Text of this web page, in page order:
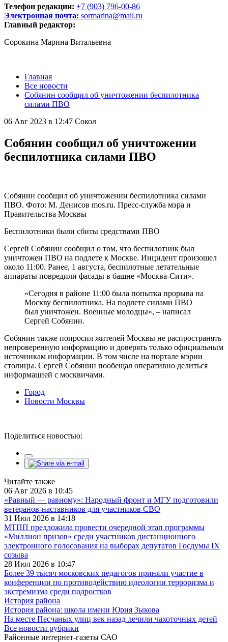
Телефон редакции: +7 (903) 796-00-86
Электронная почта: sormarina@mail.ru
Главный редактор:
Сорокина Марина Витальевна
Главная
Все новости
Собянин сообщил об уничтожении беспилотника
силами ПВО
06 Авг 2023 в 12:47 Сокол
Собянин сообщил об уничтожении
беспилотника силами ПВО
Собянин сообщил об уничтожении беспилотника силами
ПВО. Фото: М. Денисов mos.ru. Пресс-служба мэра и
Правительства Москвы
Беспилотники были сбиты средствами ПВО
Сергей Собянин сообщил о том, что беспилотник был
уничтожен ПВО на подлете к Москве. Инцидент произошел
около 11:00. Ранее, 1 августа, беспилотные летательные
аппараты повредили фасады в башне «Москва-Сити».
«Сегодня в районе 11:00 была попытка прорыва на
Москву беспилотника. На подлете силами ПВО
был уничтожен. Военные молодцы», – написал
Сергей Собянин.
Собянин также попросил жителей Москвы не распространять
непроверенную информацию и доверять только официальным
источникам информации. В том числе на портале мэрии
столицы. Сергей Собянин пообещал оперативно делиться
информацией с москвичами.
Город
Новости Москвы
Поделиться новостью:
Читайте также
06 Авг 2026 в 10:45
«Равный — равному»: Народный фронт и МГУ подготовили
ветеранов-наставников для участников СВО
31 Июл 2026 в 14:18
МТПП предложила провести очередной этап программы
«Миллион призов» среди участников дистанционного
электронного голосования на выборах депутатов Госдумы IX
созыва
28 Июл 2026 в 10:47
Более 39 тысяч московских педагогов приняли участие в
конференции по противодействию идеологии терроризма и
экстремизма среди подростков
История района
История района: школа имени Юрия Зыкова
На месте Песчаных улиц век назад лечили чахоточных детей
Все новости рубрики
Районные интернет-газеты САО